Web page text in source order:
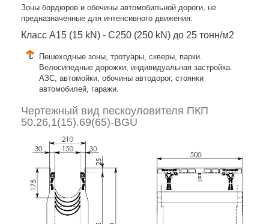
Зоны бордюров и обочины автомобильной дороги, не
предназначенные для интенсивного движения:
Класс A15 (15 kN) - C250 (250 kN) до 25 тонн/м2
Пешеходные зоны, тротуары, скверы, парки.
Велосипедные дорожки, индивидуальная застройка.
АЗС, автомойки, обочины автодорог, стоянки
автомобилей, гаражи.
Чертежный вид пескоуловителя ПКП
50.26,1(15).69(65)-BGU